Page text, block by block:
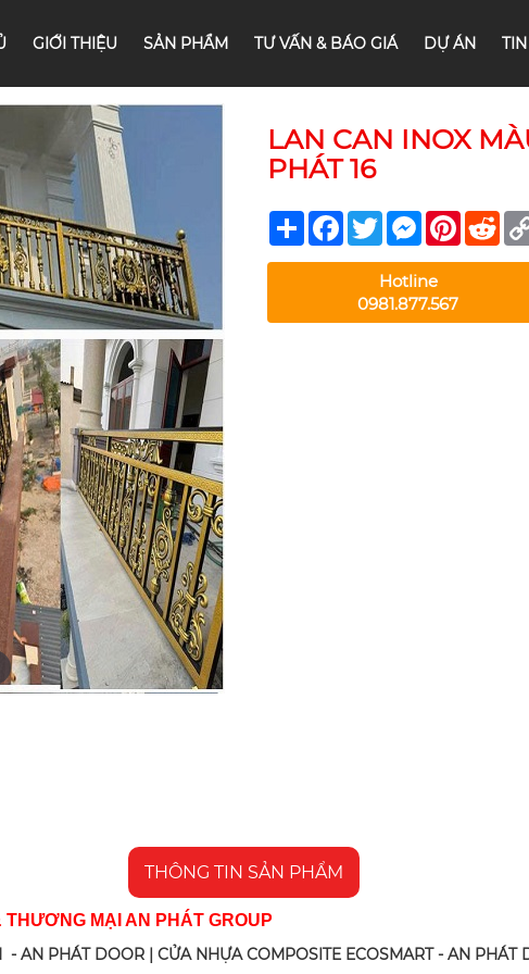
GIỚI THIỆU SẢN PHẨM TƯ VẤN & BÁO GIÁ DỰ ÁN
LAN CAN INOX
PHÁT 16
ShareFacebook
TwitterMessenger
Hotline
0981.877.567
THÔNG TIN SẢN PHẨM
MẠI AN PHÁT GROUP
AN PHÁT DOOR | CỬA NHỰA COMPOSITE ECOSMART - AN PHÁT